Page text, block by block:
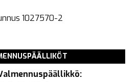
1027570-2